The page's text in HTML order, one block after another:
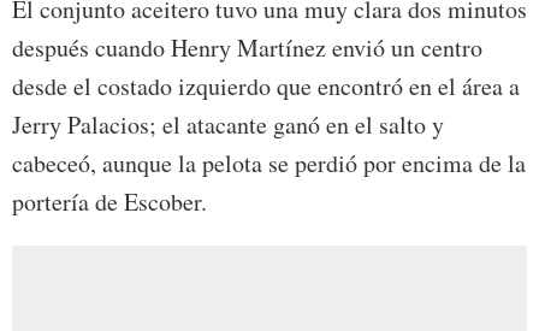
El conjunto aceitero tuvo una muy clara dos minutos
después cuando Henry Martínez envió un centro
desde el costado izquierdo que encontró en el área a
Jerry Palacios; el atacante ganó en el salto y
cabeceó, aunque la pelota se perdió por encima de la
portería de Escober.